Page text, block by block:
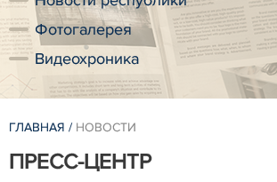
Фотогалерея
Видеохроника
ГЛАВНАЯ / НОВОСТИ
ПРЕСС-ЦЕНТР